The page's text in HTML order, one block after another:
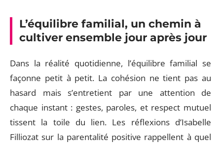
L’équilibre familial, un chemin à
cultiver ensemble jour après jour
Dans la réalité quotidienne, l’équilibre familial se
façonne petit à petit. La cohésion ne tient pas au
hasard mais s’entretient par une attention de
chaque instant : gestes, paroles, et respect mutuel
tissent la toile du lien. Les réflexions d’Isabelle
Filliozat sur la parentalité positive rappellent à quel